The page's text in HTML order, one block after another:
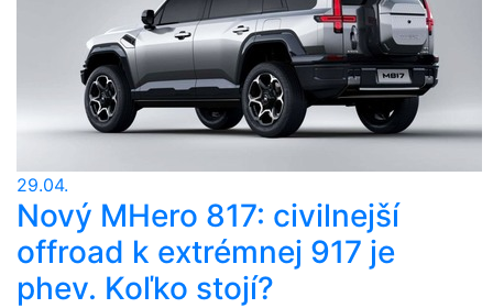
29.04.
Nový MHero 817: civilnejší
offroad k extrémnej 917 je
phev. Koľko stojí?